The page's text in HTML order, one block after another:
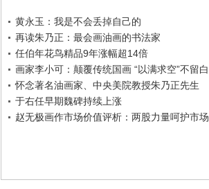
黄永玉：我是不会丢掉自己的
再读朱乃正：最会画油画的书法家
任伯年花鸟精品9年涨幅超14倍
画家李小可：颠覆传统国画 “以满求空”不留白
怀念著名油画家、中央美院教授朱乃正先生
于右任早期魏碑持续上涨
赵无极画作市场价值评析：两股力量呵护市场